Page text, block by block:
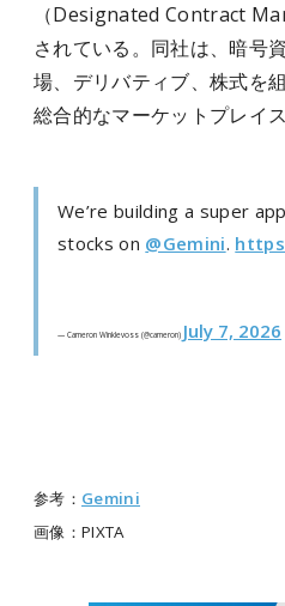
（Designated Contract
されている。同社は、暗号
場、デリバティブ、株式を
総合的なマーケットプレイ
We’re building a super
stocks on @Gemini.
— Cameron Winklevoss (@cameron) July 7, 2026
参考： Gemini
画像：PIXTA